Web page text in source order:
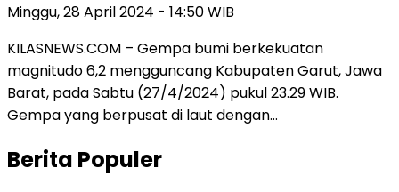
Minggu, 28 April 2024 - 14:50 WIB
KILASNEWS.COM – Gempa bumi berkekuatan
magnitudo 6,2 mengguncang Kabupaten Garut, Jawa
Barat, pada Sabtu (27/4/2024) pukul 23.29 WIB.
Gempa yang berpusat di laut dengan…
Berita Populer